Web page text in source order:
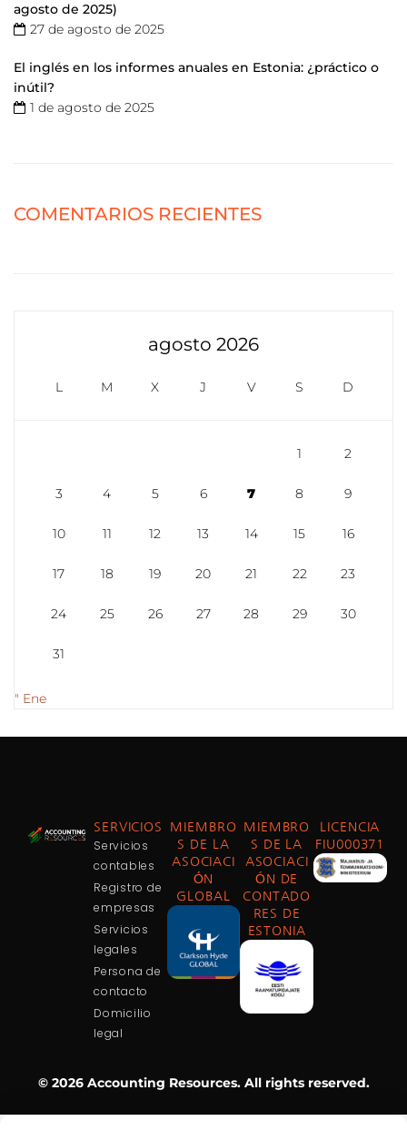
agosto de 2025)
27 de agosto de 2025
El inglés en los informes anuales en Estonia: ¿práctico o
inútil?
1 de agosto de 2025
COMENTARIOS RECIENTES
agosto 2026
L M X J V S D
1 2
3 4 5 6 7 8 9
10 11 12 13 14 15 16
17 18 19 20 21 22 23
24 25 26 27 28 29 30
31
" Ene
SERVICIOS
Servicios
contables
Registro de
empresas
Servicios
legales
Persona de
contacto
Domicilio
legal
MIEMBRO
S DE LA
ASOCIACI
ÓN
GLOBAL
MIEMBRO
S DE LA
ASOCIACI
ÓN DE
CONTADO
RES DE
ESTONIA
LICENCIA
FIU000371
© 2026 Accounting Resources. All rights reserved.